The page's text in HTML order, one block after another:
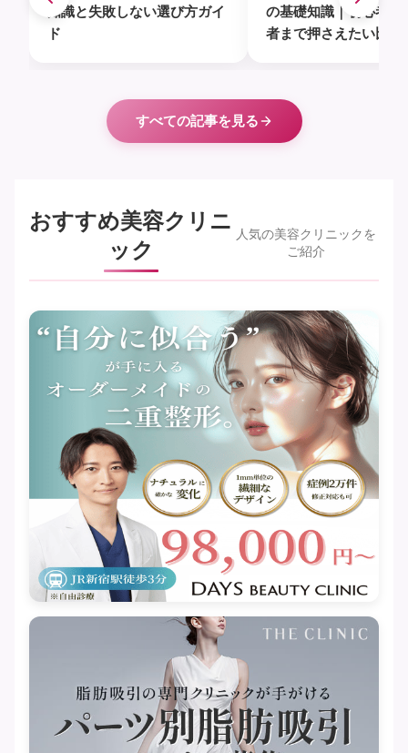
知識と失敗しない選び方ガイ
ド
の基礎知識｜初心者か
者まで押さえたい比較
すべての記事を見る
おすすめ美容クリニ
ック
人気の美容クリニックを
ご紹介